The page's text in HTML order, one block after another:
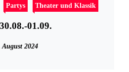
Partys Theater und Klassik
01.09.
August 2024